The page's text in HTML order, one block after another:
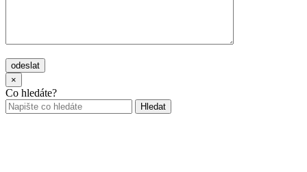
odeslat
×
Co hledáte?
Hledat